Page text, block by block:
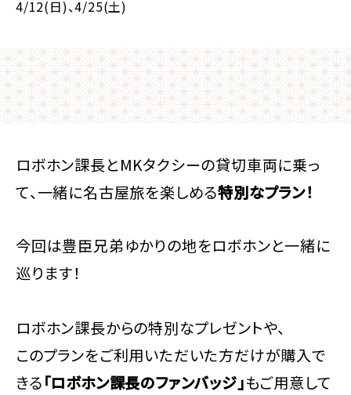
4/12(日)、4/25(土)
ロボホン課長とMKタクシーの貸切車両に乗っ
て、一緒に名古屋旅を楽しめる特別なプラン！
今回は豊臣兄弟ゆかりの地をロボホンと一緒に
巡ります！
ロボホン課長からの特別なプレゼントや、
このプランをご利用いただいた方だけが購入で
きる「ロボホン課長のファンバッジ」もご用意して